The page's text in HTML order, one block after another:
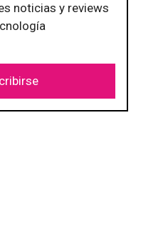
noticias y reviews